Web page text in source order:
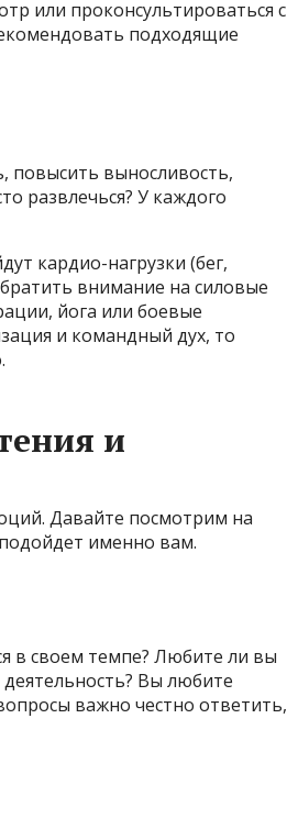
или проконсультироваться с
подходящие
повысить выносливость,
развлечься? У каждого
кардио-нагрузки (бег,
внимание на силовые
йога или боевые
и командный дух, то
и
Давайте посмотрим на
именно вам.
в своем темпе? Любите ли вы
Вы любите
важно честно ответить,